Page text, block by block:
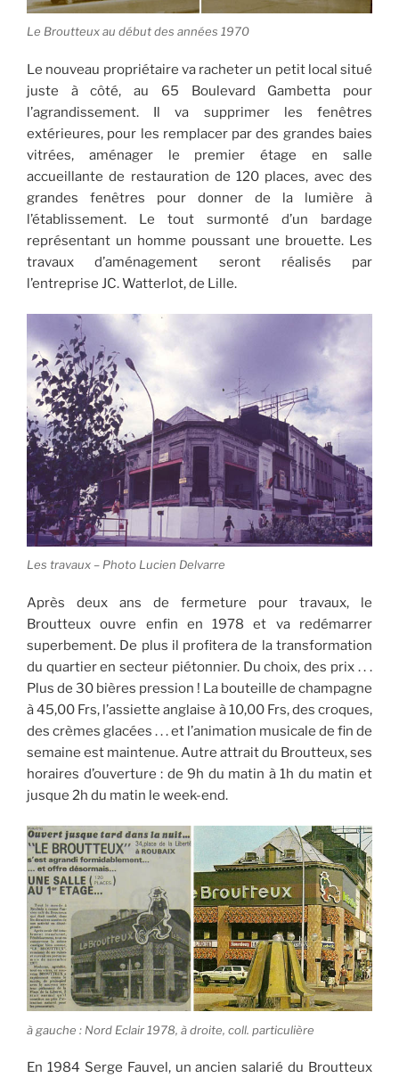
Le Broutteux au début des années 1970
Le nouveau propriétaire va racheter un petit local situé
juste à côté, au 65 Boulevard Gambetta pour
l’agrandissement. Il va supprimer les fenêtres
extérieures, pour les remplacer par des grandes baies
vitrées, aménager le premier étage en salle
accueillante de restauration de 120 places, avec des
grandes fenêtres pour donner de la lumière à
l’établissement. Le tout surmonté d’un bardage
représentant un homme poussant une brouette. Les
travaux d’aménagement seront réalisés par
l’entreprise JC. Watterlot, de Lille.
Les travaux – Photo Lucien Delvarre
Après deux ans de fermeture pour travaux, le
Broutteux ouvre enfin en 1978 et va redémarrer
superbement. De plus il profitera de la transformation
du quartier en secteur piétonnier. Du choix, des prix . . .
Plus de 30 bières pression ! La bouteille de champagne
à 45,00 Frs, l’assiette anglaise à 10,00 Frs, des croques,
des crèmes glacées . . . et l’animation musicale de fin de
semaine est maintenue. Autre attrait du Broutteux, ses
horaires d’ouverture : de 9h du matin à 1h du matin et
jusque 2h du matin le week-end.
à gauche : Nord Eclair 1978, à droite, coll. particulière
En 1984 Serge Fauvel, un ancien salarié du Broutteux